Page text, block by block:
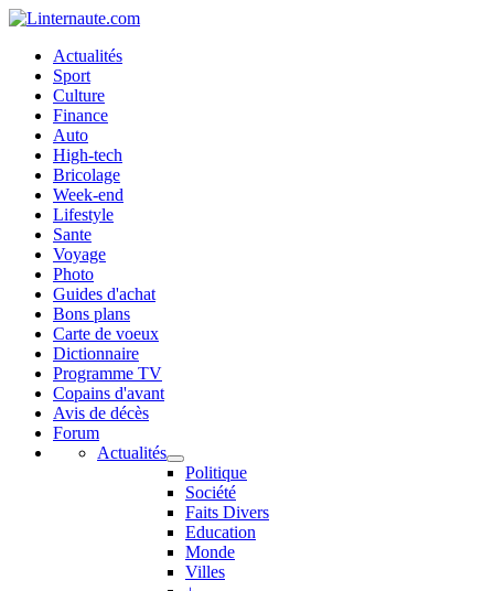
Actualités
Sport
Culture
Finance
Auto
High-tech
Bricolage
Week-end
Lifestyle
Sante
Voyage
Photo
Guides d'achat
Bons plans
Carte de voeux
Dictionnaire
Programme TV
Copains d'avant
Avis de décès
Forum
Actualités
Politique
Société
Faits Divers
Education
Monde
Villes